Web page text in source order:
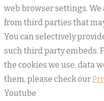
web browser settings.
from third parties that
You can selectively
such third party embeds.
the cookies we use, data
them, please check our
Youtube